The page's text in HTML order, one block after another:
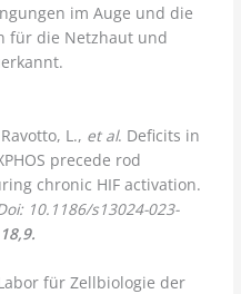
im Auge und die
für die Netzhaut und
L., et al. Deficits in
precede rod
chronic HIF activation.
10.1186/s13024-023-
für Zellbiologie der